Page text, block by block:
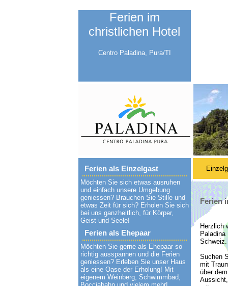
Ferien im
christlichen Hotel
Centro Paladina, Pura/TI
Ferien
Herzlich
Paladina
Schweiz.
Suchen
mit
über
Ferien als Einzelgast
Möchten Sie sich etwas ausruhen
und einfach unsere Umgebung
geniessen? Brauchen Sie Stille und
etwas Zeit für sich? Erholen Sie sich
bei uns ganz heitlich, für Körper,
Geist und Seele!
Ferien als Ehepaar
Möchten Sie gerne als Ehepaar so
richtig ausspannen und die Ferien
geniessen? Erleben Sie unser Haus
als eine Oase der Erholung! Mit
eigenem Weinberg, Schwimmbad,